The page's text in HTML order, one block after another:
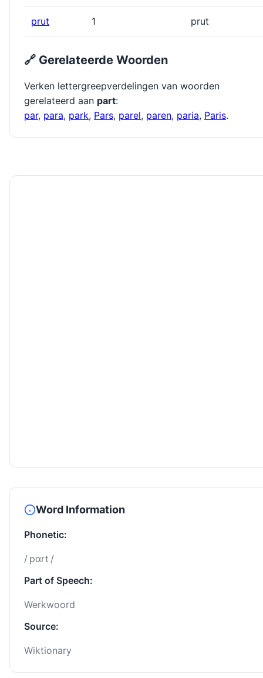
prut 1 prut
🔗 Gerelateerde Woorden
Verken lettergreepverdelingen van woorden
gerelateerd aan part:
par, para, park, Pars, parel, paren, paria, Paris.
Word Information
Phonetic:
/ pɑrt /
Part of Speech:
Werkwoord
Source:
Wiktionary